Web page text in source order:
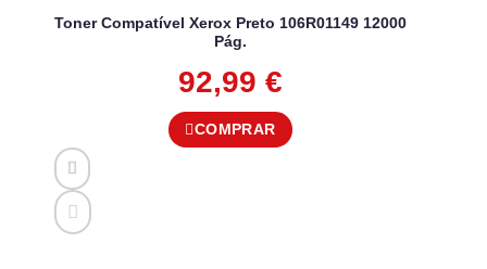
Toner Compatível Xerox Preto 106R01149 12000
Pág.
92,99 €
COMPRAR